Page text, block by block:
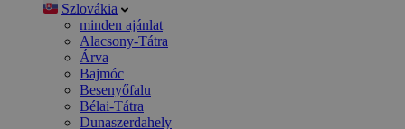
Szlovákia
minden ajánlat
Alacsony-Tátra
Árva
Bajmóc
Besenyőfalu
Bélai-Tátra
Dunaszerdahely